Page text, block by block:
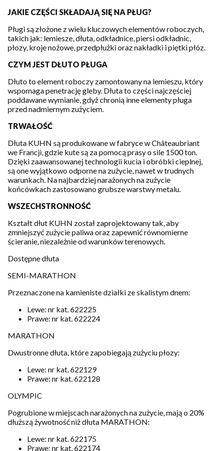
JAKIE CZĘŚCI SKŁADAJĄ SIĘ NA PŁUG?
Pługi są złożone z wielu kluczowych elementów roboczych,
takich jak: lemiesze, dłuta, odkładnice, piersi odkładnic,
płozy, kroje nożowe, przedpłużki oraz nakładki i piętki płóz.
CZYM JEST DŁUTO PŁUGA
Dłuto to element roboczy zamontowany na lemieszu, który
wspomaga penetrację gleby. Dłuta to części najczęściej
poddawane wymianie, gdyż chronią inne elementy pługa
przed nadmiernym zużyciem.
TRWAŁOŚĆ
Dłuta KUHN są produkowane w fabryce w Châteaubriant
we Francji, gdzie kute są za pomocą prasy o sile 1500 ton.
Dzięki zaawansowanej technologii kucia i obróbki cieplnej,
są one wyjątkowo odporne na zużycie, nawet w trudnych
warunkach. Na najbardziej narażonych na zużycie
końcówkach zastosowano grubsze warstwy metalu.
WSZECHSTRONNOŚĆ
Kształt dłut KUHN został zaprojektowany tak, aby
zmniejszyć zużycie paliwa oraz zapewnić równomierne
ścieranie, niezależnie od warunków terenowych.
Dostępne dłuta
SEMI-MARATHON
Przeznaczone na kamieniste działki ze skalistym dnem:
Lewe: nr kat. 622225
Prawe: nr kat. 622224
MARATHON
Dwustronne dłuta, które zapobiegają zużyciu płozy:
Lewe: nr kat. 622129
Prawe: nr kat. 622128
OLYMPIC
Pogrubione w miejscach narażonych na zużycie, mają o 20%
dłuższą żywotność niż dłuta MARATHON:
Lewe: nr kat. 622175
Prawe: nr kat. 622174